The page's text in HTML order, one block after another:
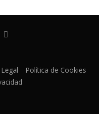
Política de Cookies